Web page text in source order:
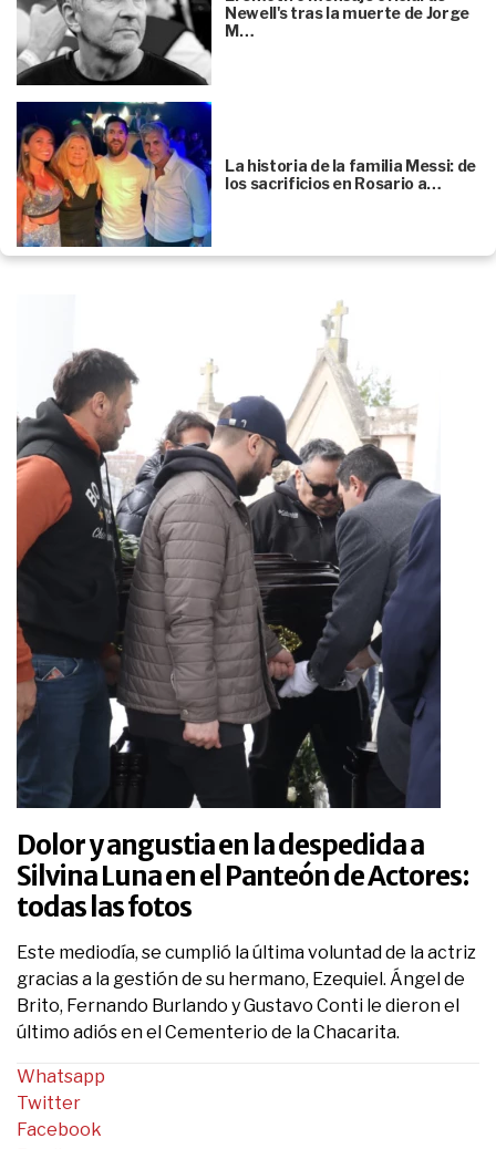
Newell's tras la muerte de Jorge
M…
La historia de la familia Messi: de
los sacrificios en Rosario a…
Dolor y angustia en la despedida a
Silvina Luna en el Panteón de Actores:
todas las fotos
Este mediodía, se cumplió la última voluntad de la actriz
gracias a la gestión de su hermano, Ezequiel. Ángel de
Brito, Fernando Burlando y Gustavo Conti le dieron el
último adiós en el Cementerio de la Chacarita.
Whatsapp
Twitter
Facebook